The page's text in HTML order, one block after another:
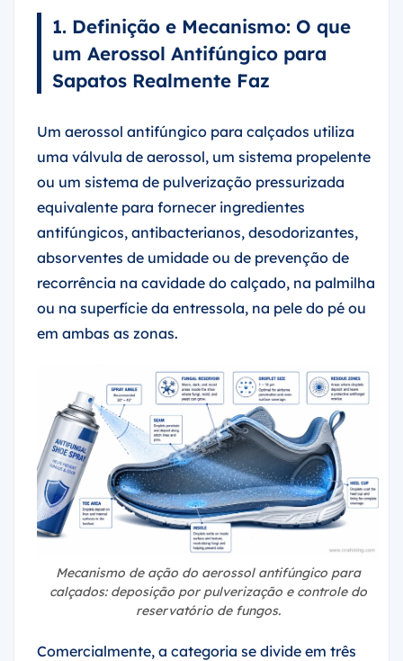
1. Definição e Mecanismo: O que
um Aerossol Antifúngico para
Sapatos Realmente Faz
Um aerossol antifúngico para calçados utiliza
uma válvula de aerossol, um sistema propelente
ou um sistema de pulverização pressurizada
equivalente para fornecer ingredientes
antifúngicos, antibacterianos, desodorizantes,
absorventes de umidade ou de prevenção de
recorrência na cavidade do calçado, na palmilha
ou na superfície da entressola, na pele do pé ou
em ambas as zonas.
Mecanismo de ação do aerossol antifúngico para
calçados: deposição por pulverização e controle do
reservatório de fungos.
Comercialmente, a categoria se divide em três